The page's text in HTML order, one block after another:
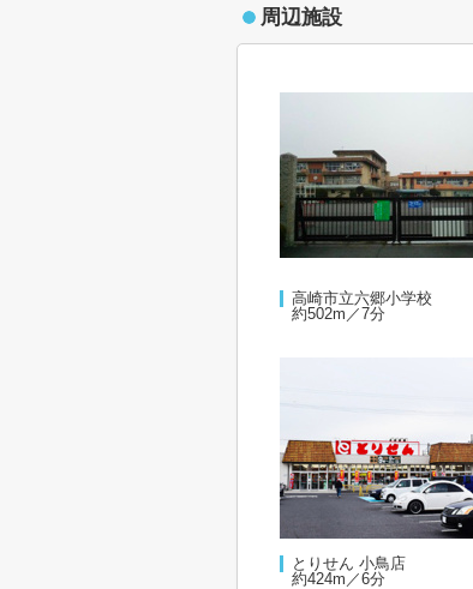
周辺施設
高崎市立六郷小学校
約502m／7分
とりせん 小鳥店
約424m／6分